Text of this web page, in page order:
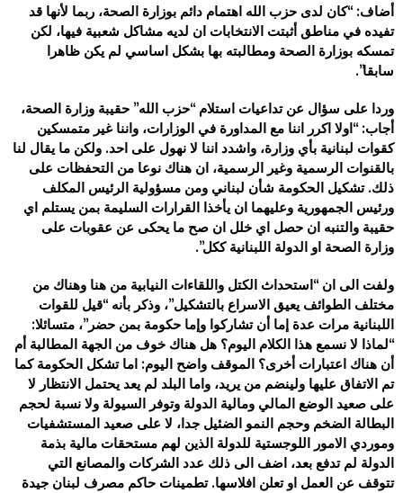
أضاف: “كان لدى حزب الله اهتمام دائم بوزارة الصحة، ربما لأنها قد
تفيده في مناطق أثبتت الانتخابات ان لديه مشاكل شعبية فيها، لكن
تمسكه بوزارة الصحة ومطالبته بها بشكل اساسي لم يكن ظاهرا
سابقا”.
وردا على سؤال عن تداعيات استلام “حزب الله” حقيبة وزارة الصحة،
أجاب: “اولا اكرر اننا مع المداورة في الوزارات، واننا غير متمسكين
كقوات لبنانية بأي وزارة، واشدد اننا لا نهول على احد. ولكن ما يقال لنا
بالقنوات الرسمية وغير الرسمية، ان هناك نوعا من التحفظات على
ذلك. تشكيل الحكومة شأن لبناني ومن مسؤولية الرئيس المكلف
ورئيس الجمهورية وعليهما ان يأخذا القرارات السليمة بمن يستلم اي
حقيبة والتنبه ان حصل اي خلل ان صح ما يحكى عن عقوبات على
وزارة الصحة او الدولة اللبنانية ككل”.
ولفت الى ان “استحداث الكتل واللقاءات النيابية من هنا وهناك من
مختلف الطوائف يعيق الاسراع بالتشكيل”، وذكر بأنه “قيل للقوات
اللبنانية مرات عدة إما أن تشاركوا وإما حكومة بمن حضر”، متسائلا:
“لماذا لا نسمع هذا الكلام اليوم؟ هل هناك خوف من الجهة المطالبة أم
أن هناك اعتبارات أخرى؟ الموقف واضح اليوم: اما تشكل الحكومة كما
تم الاتفاق عليها ولينضم من يريد، واما البلد لم يعد يحتمل الانتظار لا
على صعيد الوضع المالي ومالية الدولة وتوفر السيولة ولا نسبة لحجم
البطالة الضخم وحجم النمو الضئيل جدا، لا على صعيد المستشفيات
وموردي الامور اللوجستية للدولة الذين لهم مستحقات مالية بذمة
الدولة لم تدفع بعد، اضف الى ذلك عدد الشركات والمصانع التي
تتوقف عن العمل او تعلن افلاسها. تطمينات حاكم مصرف لبنان جيدة